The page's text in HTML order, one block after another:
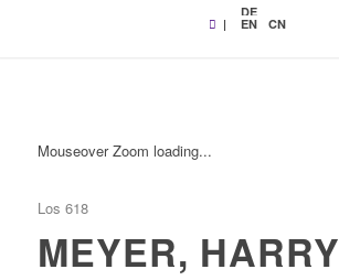
|
DE
EN CN
Mouseover Zoom loading...
Los 618
MEYER, HARRY